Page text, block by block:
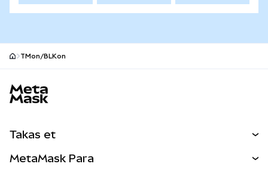
TMon/BLKon
Takas et
MetaMask Para